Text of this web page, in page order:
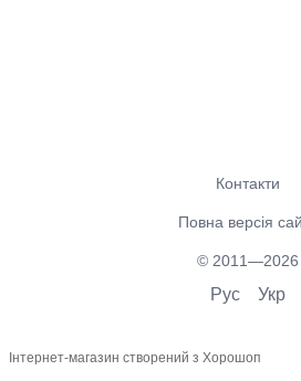
Контакти
Повна версія
© 2011—2026
Рус Укр
Інтернет-магазин створений з Хорошоп